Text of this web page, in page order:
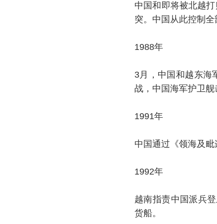
中国和即将被北越
突。中国从此控制全
1988年
3月，中国和越东海
战，中国海军护卫舰
1991年
中国通过《领海及毗
1992年
越南指责中国派兵
货船。